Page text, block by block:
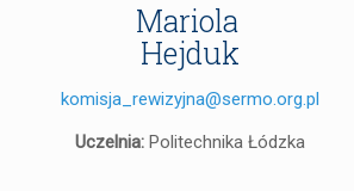
Mariola
Hejduk
komisja_rewizyjna@sermo.org.pl
Uczelnia: Politechnika Łódzka